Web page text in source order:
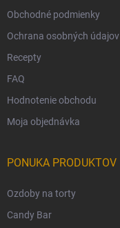
Obchodné podmienky
Ochrana osobných údajov
Recepty
FAQ
Hodnotenie obchodu
Moja objednávka
PONUKA PRODUKTOV
Ozdoby na torty
Candy Bar